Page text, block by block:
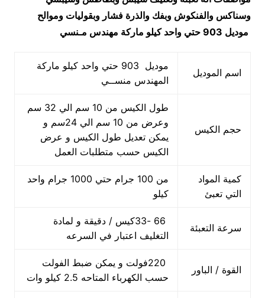
وسناكس والفنكوش وبفك والذرة فشار وبقوليات وموالح
موديل 903 حتي واحد كيلو ماركة مهندس مـنسي
اسم الموديل
موديل 903 حتي واحد كيلو ماركة
المهندس منســي
حجم الكيس
طول الكيس من 10 سم الي 32 سم
وعرض من 10 سم الي 24سم و
يمكن تعديل طول الكيس و عرض
الكيس حسب متطلبات العمل
كمية المواد
التي تعبئ
من 100 جرام حتي 1000 جرام واحد
كيلو
سرعة التعبئة
66 -33كيس / دقيقة و لمادة
التغليف اعتبار في السرعه
القوة / الباور
220فولت و يمكن ضبط الفولت
حسب الكهرباء المتاحه 2.5 كيلو وات